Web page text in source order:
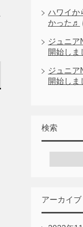
ハワイか
かった♬
ジュニア
開始しま
ジュニア
開始しま
検索
アーカイブ